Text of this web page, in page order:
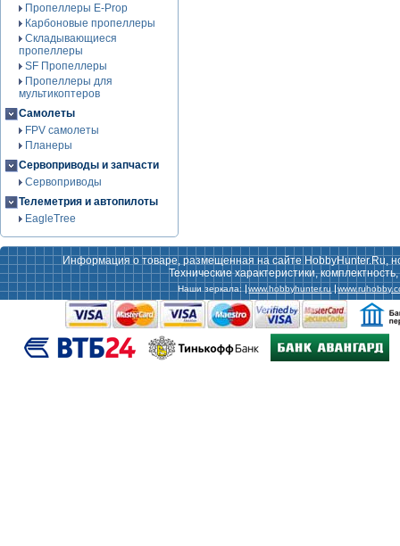
Пропеллеры E-Prop
Карбоновые пропеллеры
Складывающиеся
пропеллеры
SF Пропеллеры
Пропеллеры для
мультикоптеров
Самолеты
FPV самолеты
Планеры
Сервоприводы и запчасти
Сервоприводы
Телеметрия и автопилоты
EagleTree
Информация о товаре, размещенная на сайте HobbyHunter.Ru,
Технические характеристики,
Наши зеркала: www.hobbyhunter.ru